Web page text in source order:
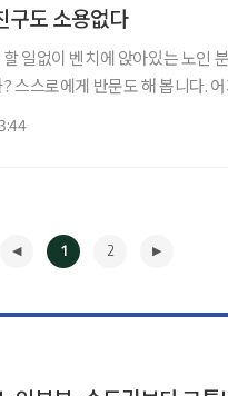
구도 소용없다
일없이 벤치에 앉아있는 노인
스스로에게 반문도 해 봅니다.
1 2